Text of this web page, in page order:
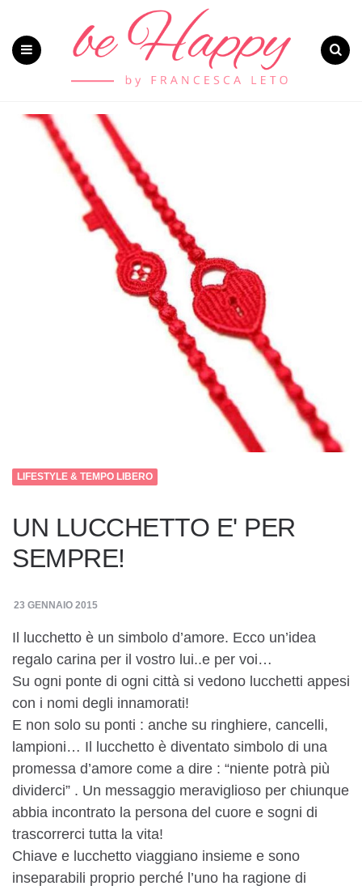
LIFESTYLE & TEMPO LIBERO
UN LUCCHETTO E' PER
SEMPRE!
23 GENNAIO 2015
Il lucchetto è un simbolo d’amore. Ecco un’idea
regalo carina per il vostro lui..e per voi…
Su ogni ponte di ogni città si vedono lucchetti appesi
con i nomi degli innamorati!
E non solo su ponti : anche su ringhiere, cancelli,
lampioni… Il lucchetto è diventato simbolo di una
promessa d’amore come a dire : “niente potrà più
dividerci” . Un messaggio meraviglioso per chiunque
abbia incontrato la persona del cuore e sogni di
trascorrerci tutta la vita!
Chiave e lucchetto viaggiano insieme e sono
inseparabili proprio perché l’uno ha ragione di